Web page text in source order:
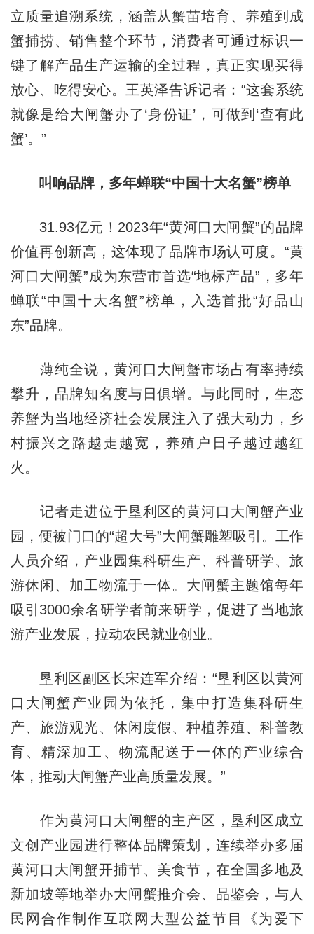
立质量追溯系统，涵盖从蟹苗培育、养殖到成
蟹捕捞、销售整个环节，消费者可通过标识一
键了解产品生产运输的全过程，真正实现买得
放心、吃得安心。王英泽告诉记者：“这套系统
就像是给大闸蟹办了‘身份证’，可做到‘查有此
蟹’。”
叫响品牌，多年蝉联“中国十大名蟹”榜单
31.93亿元！2023年“黄河口大闸蟹”的品牌
价值再创新高，这体现了品牌市场认可度。“黄
河口大闸蟹”成为东营市首选“地标产品”，多年
蝉联“中国十大名蟹”榜单，入选首批“好品山
东”品牌。
薄纯全说，黄河口大闸蟹市场占有率持续
攀升，品牌知名度与日俱增。与此同时，生态
养蟹为当地经济社会发展注入了强大动力，乡
村振兴之路越走越宽，养殖户日子越过越红
火。
记者走进位于垦利区的黄河口大闸蟹产业
园，便被门口的“超大号”大闸蟹雕塑吸引。工作
人员介绍，产业园集科研生产、科普研学、旅
游休闲、加工物流于一体。大闸蟹主题馆每年
吸引3000余名研学者前来研学，促进了当地旅
游产业发展，拉动农民就业创业。
垦利区副区长宋连军介绍：“垦利区以黄河
口大闸蟹产业园为依托，集中打造集科研生
产、旅游观光、休闲度假、种植养殖、科普教
育、精深加工、物流配送于一体的产业综合
体，推动大闸蟹产业高质量发展。”
作为黄河口大闸蟹的主产区，垦利区成立
文创产业园进行整体品牌策划，连续举办多届
黄河口大闸蟹开捕节、美食节，在全国多地及
新加坡等地举办大闸蟹推介会、品鉴会，与人
民网合作制作互联网大型公益节目《为爱下